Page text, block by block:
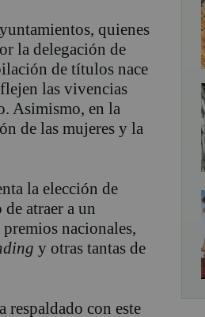
quienes
la delegación de
de títulos nace
las vivencias
Asimismo, en la
de las mujeres y la
la elección de
atraer a un
nacionales,
y otras tantas de
respaldado con este